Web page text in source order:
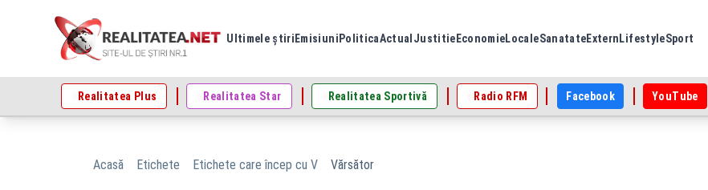
Ultimele știri Emisiuni PoliticaActual Justitie EconomieLocaleSanatateExtern LifestyleSport
Realitatea Plus Realitatea Star Realitatea Sportivă Radio RFM Facebook YouTube
Acasă Etichete Etichete care încep cu V Vărsător